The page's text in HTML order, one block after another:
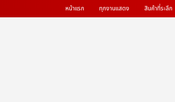
หน้าแรก ทุกงานแสดง สินค้าที่ระลึก